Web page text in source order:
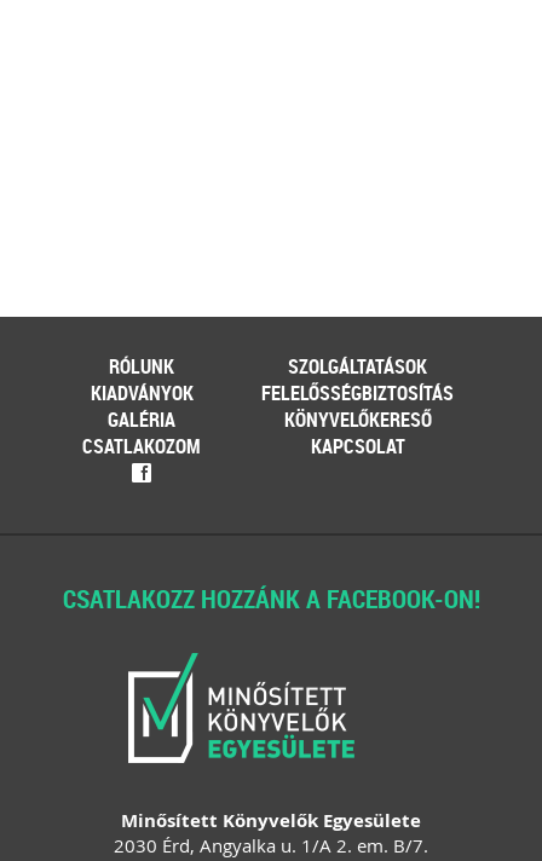
RÓLUNK
SZOLGÁLTATÁSOK
KIADVÁNYOK
FELELŐSSÉGBIZTOSÍTÁS
GALÉRIA
KÖNYVELŐKERESŐ
CSATLAKOZOM
KAPCSOLAT
f
CSATLAKOZZ HOZZÁNK A FACEBOOK-ON!
Minősített Könyvelők Egyesülete
2030 Érd, Angyalka u. 1/A 2. em. B/7.